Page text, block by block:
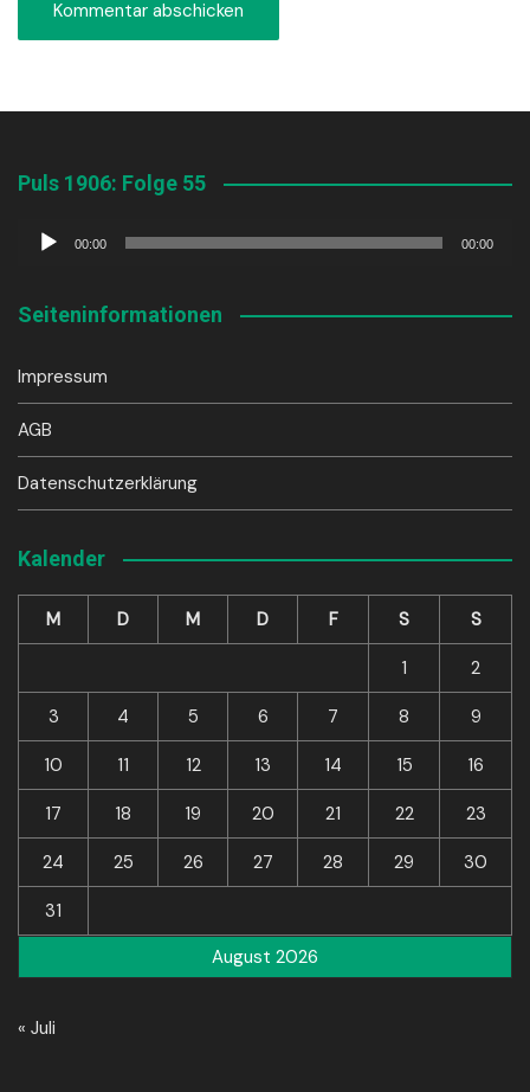
Puls 1906: Folge 55
Audio-
00:00 00:00
Seiteninformationen
Impressum
AGB
Datenschutzerklärung
Kalender
August 2026
M D M D F S S
1 2
3 4 5 6 7 8 9
10 11 12 13 14 15 16
17 18 19 20 21 22 23
24 25 26 27 28 29 30
31
« Juli